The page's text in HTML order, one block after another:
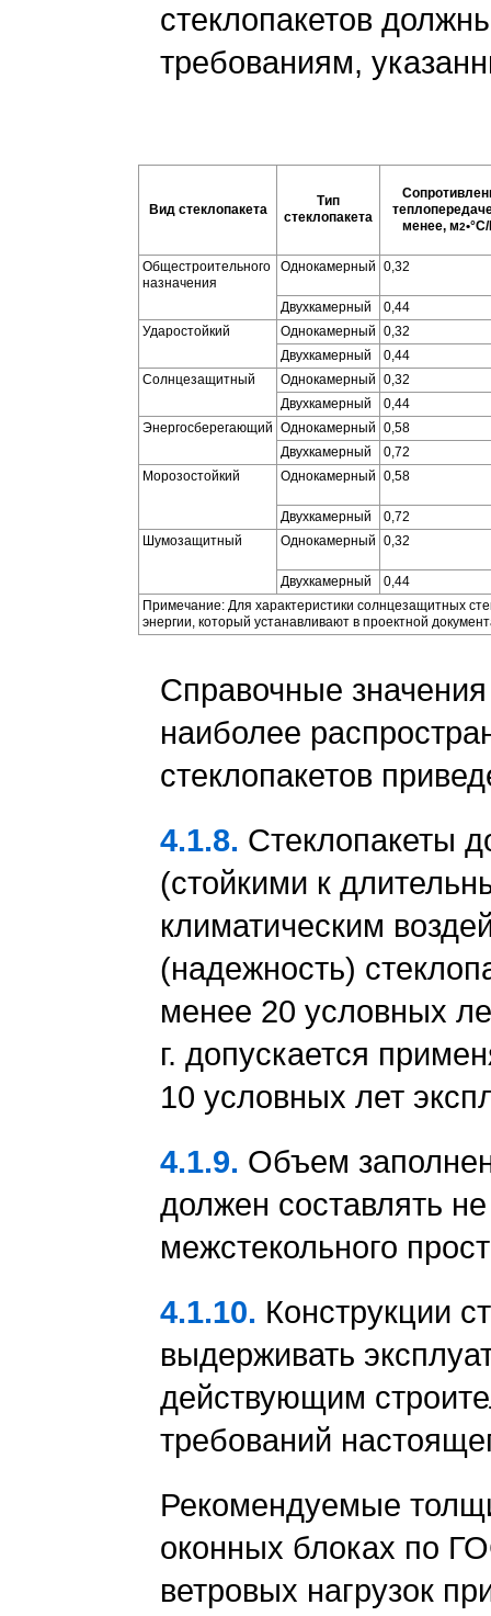
стеклопакетов
требованиям,
Вид стеклопакета
Тип
стеклопакета
менее, м2
Общестроительного
назначения
Однокамерный 0,32
Двухкамерный
0,44
Ударостойкий
Однокамерный 0,32
Двухкамерный
0,44
Солнцезащитный
Однокамерный 0,32
Двухкамерный
0,44
Энергосберегающий Однокамерный 0,58
Двухкамерный
0,72
Морозостойкий
Однокамерный 0,58
Двухкамерный
0,72
Шумозащитный
Однокамерный 0,32
Двухкамерный
0,44
Примечание: Для характеристики солнцезащитных
энергии, который устанавливают в проектной
Справочные
наиболее
стеклопакетов
4.1.8. Стеклопакеты
(стойкими к
климатическим
(надежность)
менее 20 условных
г. допускается
10 условных лет
4.1.9. Объем
должен составлять
межстекольного
4.1.10. Конструкции
выдерживать
действующим
требований
Рекомендуемые
оконных блоках по
ветровых нагрузок